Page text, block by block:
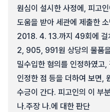
원심이 설시한 사정에, 피고
도움을 받아 세관에 제출한
2018. 4. 13.까지 49회에 걸
2, 905, 991원 상당의 물품
밀수입한 혐의를 인정하였고
인정한 점 등을 더하여 보면,
수긍이 간다. 피고인의 이 부
나.주장 나.에 대한 판단